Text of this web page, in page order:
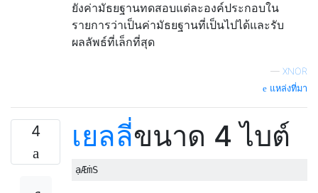
ยังค่ามัธยฐานทดสอบแต่ละองค์ประกอบใน
รายการว่าเป็นค่ามัธยฐานที่เป็นไปได้และรับ
ผลลัพธ์ที่เล็กที่สุด
— XNOR
แหล่งที่มา
4 เยลลี่ขนาด 4 ไบต์